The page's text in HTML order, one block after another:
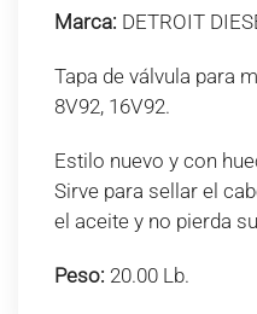
Marca: DETROIT
Tapa de válvula para
8V92, 16V92.
Estilo nuevo y con
Sirve para sellar el
el aceite y no pierda
Peso: 20.00 Lb.